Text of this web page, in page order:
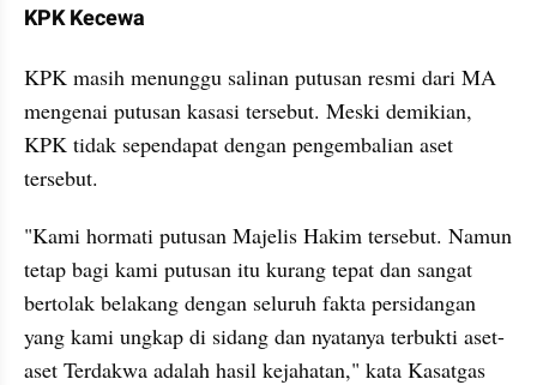
KPK Kecewa
KPK masih menunggu salinan putusan resmi dari MA
mengenai putusan kasasi tersebut. Meski demikian,
KPK tidak sependapat dengan pengembalian aset
tersebut.
"Kami hormati putusan Majelis Hakim tersebut. Namun
tetap bagi kami putusan itu kurang tepat dan sangat
bertolak belakang dengan seluruh fakta persidangan
yang kami ungkap di sidang dan nyatanya terbukti aset-
aset Terdakwa adalah hasil kejahatan," kata Kasatgas